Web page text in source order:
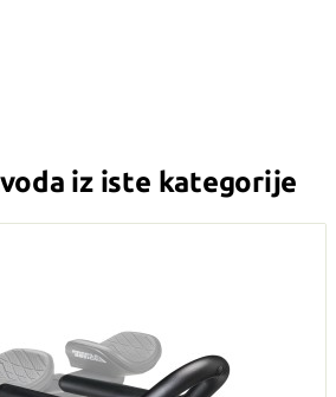
iz iste kategorije